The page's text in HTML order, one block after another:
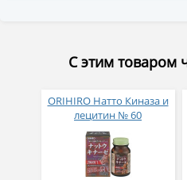
С этим товаром
ORIHIRO Натто Киназа и
лецитин № 60